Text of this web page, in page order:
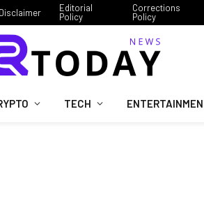
Disclaimer
Editorial
Policy
Corrections
Policy
TECH